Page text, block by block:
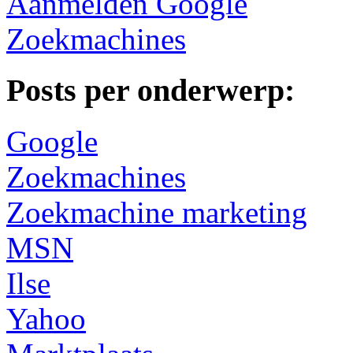
Zoekmachines
Posts per onderwerp:
Google
Zoekmachines
Zoekmachine marketing
MSN
Ilse
Yahoo